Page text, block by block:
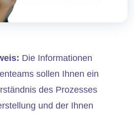
Die Informationen
sollen Ihnen ein
des Prozesses
und der Ihnen